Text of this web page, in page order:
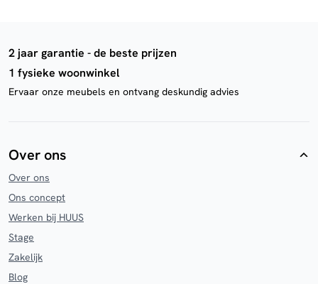
2 jaar garantie - de beste prijzen
1 fysieke woonwinkel
Ervaar onze meubels en ontvang deskundig advies
Over ons
Over ons
Ons concept
Werken bij HUUS
Stage
Zakelijk
Blog